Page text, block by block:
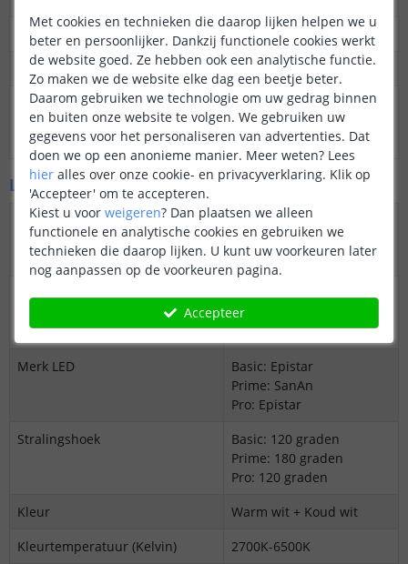
3M plakstrip over de gehele lengte
Ja
Garantie
5 jaar
Op maat te knippen
Basic: elke 20 cm
Prime: elke 2,6 cm
Pro: elke 5 cm
LED's en licht
Aantal LED's p/m
Basic: 60
Prime: 608
Pro: 320
Type LED
Basic: 2835 SMD
Prime: COB
Pro: 2216 SMD
Merk LED
Basic: Epistar
Prime: SanAn
Pro: Epistar
Stralingshoek
Basic: 120 graden
Prime: 180 graden
Pro: 120 graden
Kleur
Warm wit + Koud wit
Kleurtemperatuur (Kelvin)
2700K-6500K
Met cookies en technieken die daarop lijken helpen we u
beter en persoonlijker. Dankzij functionele cookies werkt
de website goed. Ze hebben ook een analytische functie.
Zo maken we de website elke dag een beetje beter.
Daarom gebruiken we technologie om uw gedrag binnen
en buiten onze website te volgen. We gebruiken uw
gegevens voor het personaliseren van advertenties. Dat
doen we op een anonieme manier. Meer weten? Lees
hier alles over onze cookie- en privacyverklaring. Klik op
'Accepteer' om te accepteren.
Kiest u voor weigeren? Dan plaatsen we alleen
functionele en analytische cookies en gebruiken we
technieken die daarop lijken. U kunt uw voorkeuren later
nog aanpassen op de voorkeuren pagina.
Accepteer